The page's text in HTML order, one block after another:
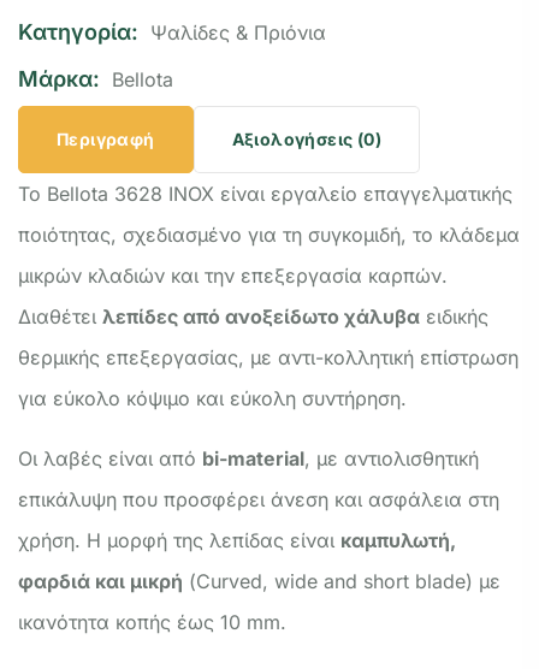
Κατηγορία: Ψαλίδες & Πριόνια
Μάρκα: Bellota
Περιγραφή Αξιολογήσεις (0)
Το Bellota 3628 INOX είναι εργαλείο επαγγελματικής
ποιότητας, σχεδιασμένο για τη συγκομιδή, το κλάδεμα
μικρών κλαδιών και την επεξεργασία καρπών.
Διαθέτει λεπίδες από ανοξείδωτο χάλυβα ειδικής
θερμικής επεξεργασίας, με αντι-κολλητική επίστρωση
για εύκολο κόψιμο και εύκολη συντήρηση.
Οι λαβές είναι από bi-material, με αντιολισθητική
επικάλυψη που προσφέρει άνεση και ασφάλεια στη
χρήση. Η μορφή της λεπίδας είναι καμπυλωτή,
φαρδιά και μικρή (Curved, wide and short blade) με
ικανότητα κοπής έως 10 mm.